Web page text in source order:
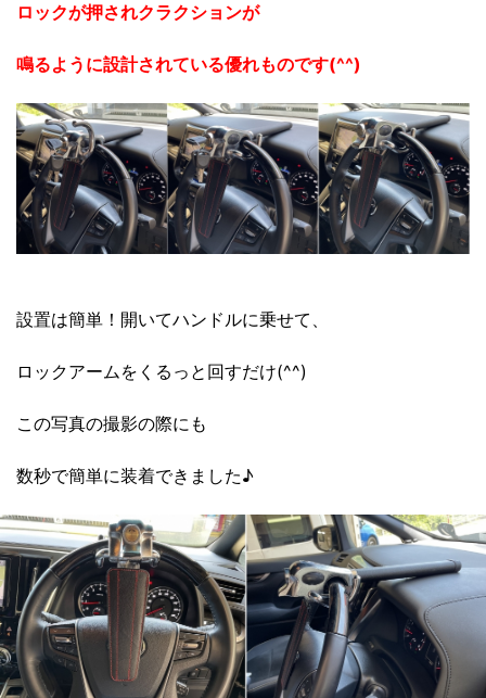
ロックが押されクラクションが
鳴るように設計されている優れものです(^^)
設置は簡単！開いてハンドルに乗せて、
ロックアームをくるっと回すだけ(^^)
この写真の撮影の際にも
数秒で簡単に装着できました♪